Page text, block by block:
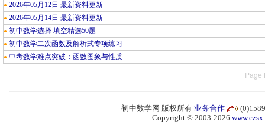
● 2026年05月12日 最新资料更新
● 2026年05月14日 最新资料更新
● 初中数学选择 填空精选50题
● 初中数学二次函数及解析式专项练习
● 中考数学难点突破：函数图象与性质
Page
初中数学网 版权所有 业务合作
Copyright © 2003-2026